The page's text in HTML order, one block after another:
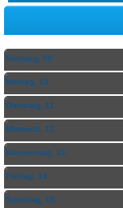
Sonntag, 09.
Montag, 10.
Dienstag, 11.
Mittwoch, 12.
Donnerstag, 13.
Freitag, 14.
Samstag, 15.